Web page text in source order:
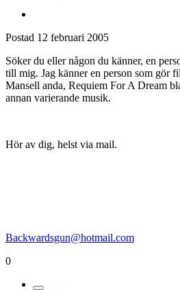
Postad 12 februari 2005
Söker du eller någon du känner, en
till mig. Jag känner en person som gör
Mansell anda, Requiem For A Dream
annan varierande musik.
Hör av dig, helst via mail.
Backwardsgun@hotmail.com
0